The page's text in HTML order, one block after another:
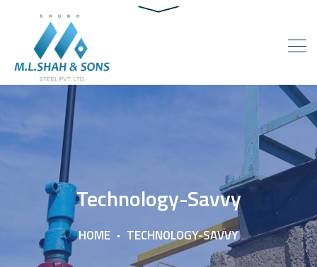
Technology-Savvy
HOME TECHNOLOGY-SAVVY